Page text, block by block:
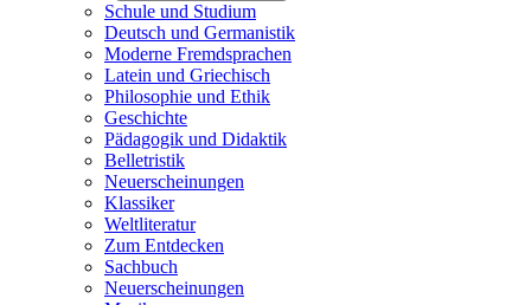
Schule und Studium
Deutsch und Germanistik
Moderne Fremdsprachen
Latein und Griechisch
Philosophie und Ethik
Geschichte
Pädagogik und Didaktik
Belletristik
Neuerscheinungen
Klassiker
Weltliteratur
Zum Entdecken
Sachbuch
Neuerscheinungen